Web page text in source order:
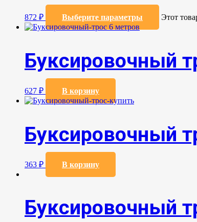
872 ₽ Выберите параметры Этот
Буксировочный
627 ₽ В корзину
Буксировочный
363 ₽ В корзину
Буксировочный